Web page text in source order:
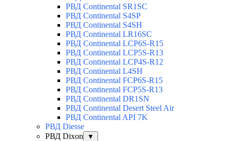
РВД Continental SR1SC
РВД Continental S4SP
РВД Continental S4SH
РВД Continental LR16SC
РВД Continental LCP6S-R15
РВД Continental LCP5S-R13
РВД Continental LCP4S-R12
РВД Continental L4SH
РВД Continental FCP6S-R15
РВД Continental FCP5S-R13
РВД Continental DR1SN
РВД Continental Desert Steel Air
РВД Continental API 7K
РВД Diesse
РВД Dixon
▼